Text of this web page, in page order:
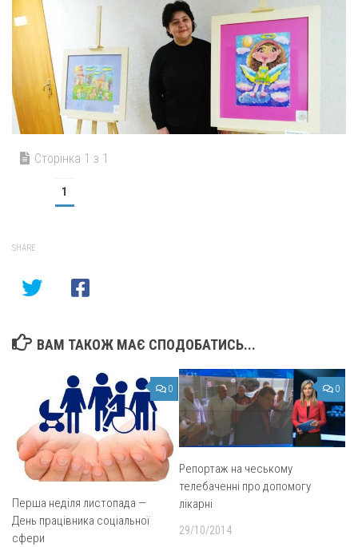
Сторінка 1 з 1
1
SHARE
ВАМ ТАКОЖ МАЄ СПОДОБАТИСЬ...
0
Перша неділя листопада —
День працівника соціальної
сфери
0
Репортаж на чеському
телебаченні про допомогу
лікарні
29/10/2014